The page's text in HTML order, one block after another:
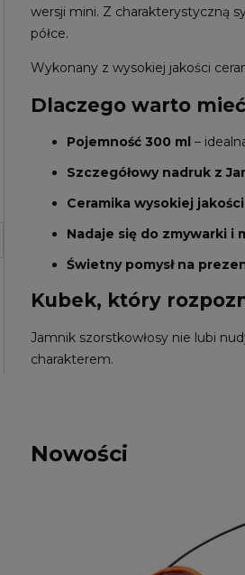
wersji mini. Z charakterystyczną
półce.
Wykonany z wysokiej jakości
Dlaczego warto
Pojemność 300 ml –
Szczegółowy nadruk z
Ceramika wysokiej jakości
Nadaje się do zmywarki i
Świetny pomysł na
Kubek, który
Jamnik szorstkowłosy nie lubi
charakterem.
Nowości